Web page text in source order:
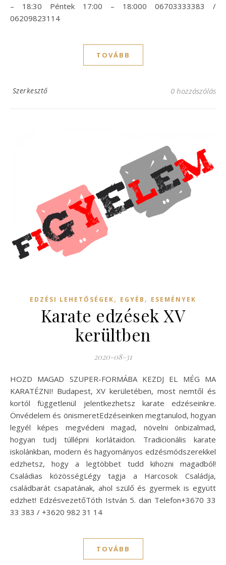
– 18:30 Péntek 17:00 – 18:000 06703333383 /
06209823114
TOVÁBB
Szerkesztő 0 hozzászólás
EDZÉSI LEHETŐSÉGEK, EGYÉB , ESEMÉNYEK
Karate edzések XV
kerültben
2020-08-31
HOZD MAGAD SZUPER-FORMÁBA KEZDJ EL MÉG MA
KARATÉZNI! Budapest, XV kerületében, most nemtől és
kortól függetlenül jelentkezhetsz karate edzéseinkre.
Önvédelem és önismeretEdzéseinken megtanulod, hogyan
legyél képes megvédeni magad, növelni önbizalmad,
hogyan tudj túllépni korlátaidon. Tradicionális karate
iskolánkban, modern és hagyományos edzésmódszerekkel
edzhetsz, hogy a legtöbbet tudd kihozni magadból!
Családias közösségLégy tagja a Harcosok Családja,
családbarát csapatának, ahol szülő és gyermek is együtt
edzhet! EdzésvezetőTóth István 5. dan Telefon+3670 33
33 383 / +3620 982 31 14
TOVÁBB